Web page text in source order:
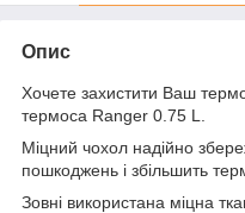
Опис
Хочете захистити Ваш
термоса Ranger 0.75 L.
Міцний чохол надійно
пошкоджень і збільшить
Зовні використана міцна